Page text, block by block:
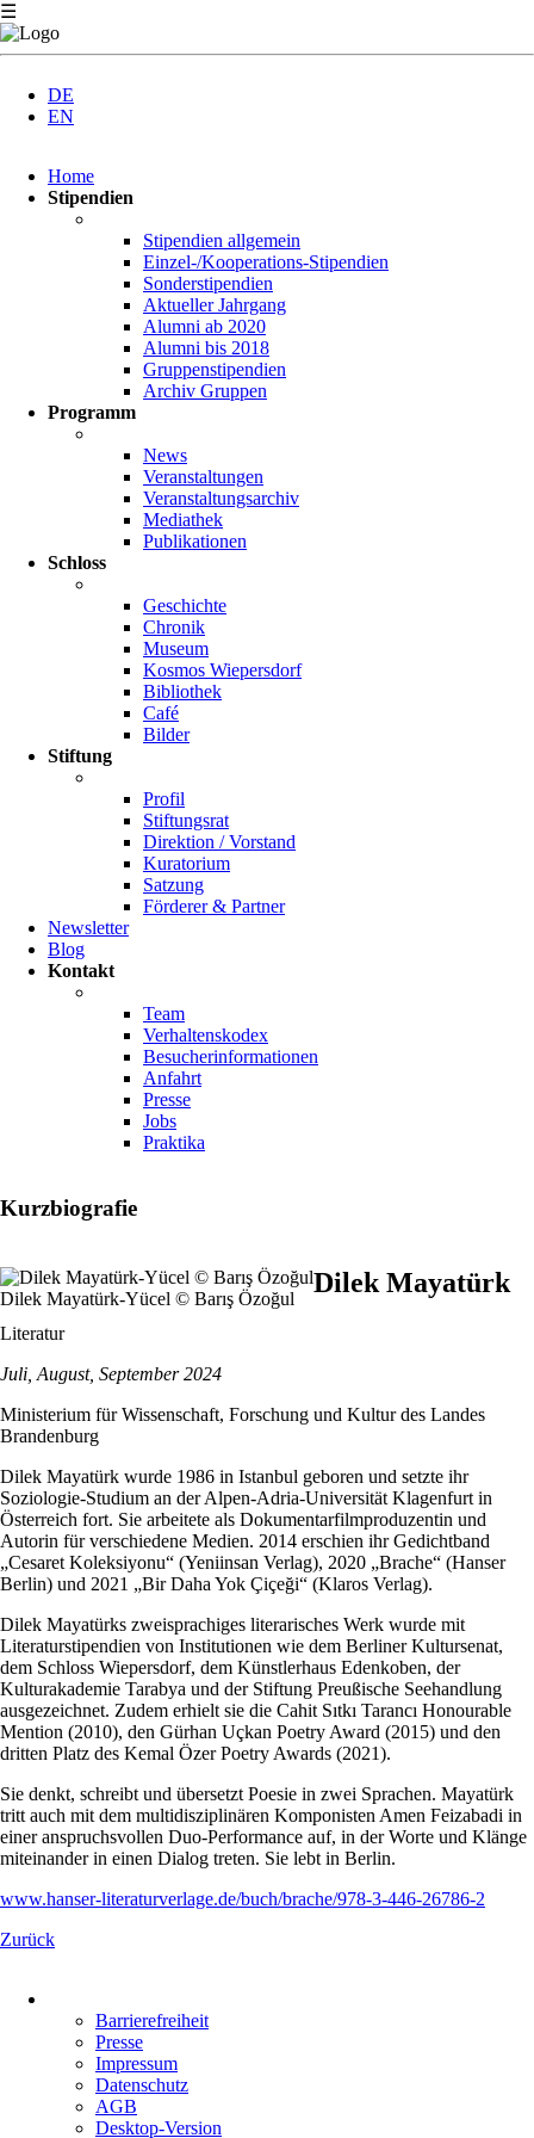
☰
DE
EN
überspringen
Home
Stipendien
Stipendien allgemein
Einzel-/Kooperations-Stipendien
Sonderstipendien
Aktueller Jahrgang
Alumni ab 2020
Alumni bis 2018
Gruppenstipendien
Archiv Gruppen
Programm
News
Veranstaltungen
Veranstaltungsarchiv
Mediathek
Publikationen
Schloss
Geschichte
Chronik
Museum
Kosmos Wiepersdorf
Bibliothek
Café
Bilder
Stiftung
Profil
Stiftungsrat
Direktion / Vorstand
Kuratorium
Satzung
Förderer & Partner
Newsletter
Blog
Kontakt
Team
Verhaltenskodex
Besucherinformationen
Anfahrt
Presse
Jobs
Praktika
Kurzbiografie
Dilek Mayatürk-Yücel © Barış Özoğul
Dilek Mayatürk
Literatur
Juli, August, September 2024
Ministerium für Wissenschaft, Forschung und Kultur des Landes
Brandenburg
Dilek Mayatürk wurde 1986 in Istanbul geboren und setzte ihr
Soziologie-Studium an der Alpen-Adria-Universität Klagenfurt in
Österreich fort. Sie arbeitete als Dokumentarfilmproduzentin und
Autorin für verschiedene Medien. 2014 erschien ihr Gedichtband
„Cesaret Koleksiyonu“ (Yeniinsan Verlag), 2020 „Brache“ (Hanser
Berlin) und 2021 „Bir Daha Yok Çiçeği“ (Klaros Verlag).
Dilek Mayatürks zweisprachiges literarisches Werk wurde mit
Literaturstipendien von Institutionen wie dem Berliner Kultursenat,
dem Schloss Wiepersdorf, dem Künstlerhaus Edenkoben, der
Kulturakademie Tarabya und der Stiftung Preußische Seehandlung
ausgezeichnet. Zudem erhielt sie die Cahit Sıtkı Tarancı Honourable
Mention (2010), den Gürhan Uçkan Poetry Award (2015) und den
dritten Platz des Kemal Özer Poetry Awards (2021).
Sie denkt, schreibt und übersetzt Poesie in zwei Sprachen. Mayatürk
tritt auch mit dem multidisziplinären Komponisten Amen Feizabadi in
einer anspruchsvollen Duo-Performance auf, in der Worte und Klänge
miteinander in einen Dialog treten. Sie lebt in Berlin.
www.hanser-literaturverlage.de/buch/brache/978-3-446-26786-2
Zurück
überspringen
Barrierefreiheit
Presse
Impressum
Datenschutz
AGB
Desktop-Version